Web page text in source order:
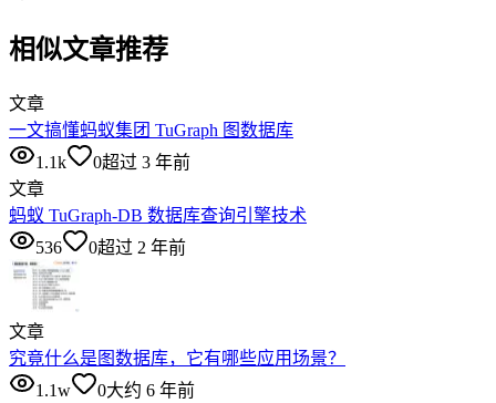
相似文章推荐
文章
一文搞懂蚂蚁集团 TuGraph 图数据库
1.1k
0超过 3 年前
文章
蚂蚁 TuGraph-DB 数据库查询引擎技术
536
0超过 2 年前
文章
究竟什么是图数据库，它有哪些应用场景？
1.1w
0大约 6 年前